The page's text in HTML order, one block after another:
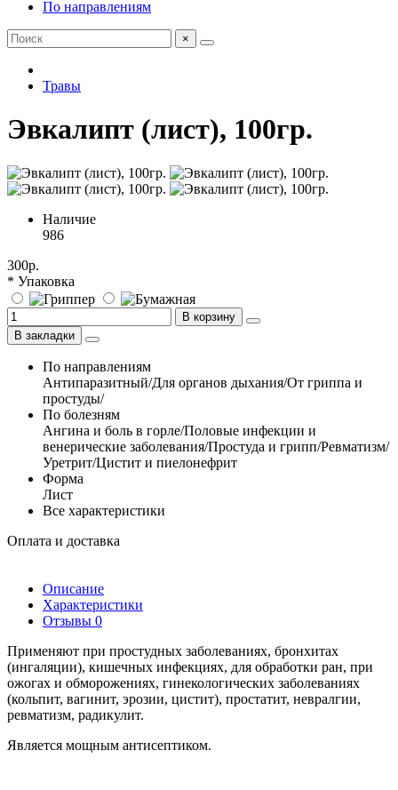
По направлениям
×
Травы
Эвкалипт (лист), 100гр.
Наличие
986
300р.
* Упаковка
В корзину
В закладки
По направлениям
Антипаразитный/Для органов дыхания/От гриппа и
простуды/
По болезням
Ангина и боль в горле/Половые инфекции и
венерические заболевания/Простуда и грипп/Ревматизм/
Уретрит/Цистит и пиелонефрит
Форма
Лист
Все характеристики
Оплата и доставка
Описание
Характеристики
Отзывы 0
Применяют при простудных заболеваниях, бронхитах
(ингаляции), кишечных инфекциях, для обработки ран, при
ожогах и обморожениях, гинекологических заболеваниях
(кольпит, вагинит, эрозии, цистит), простатит, невралгии,
ревматизм, радикулит.
Является мощным антисептиком.